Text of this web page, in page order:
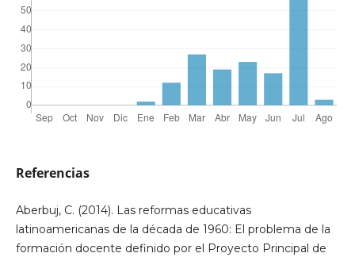
Referencias
Aberbuj, C. (2014). Las reformas educativas
latinoamericanas de la década de 1960: El problema de la
formación docente definido por el Proyecto Principal de